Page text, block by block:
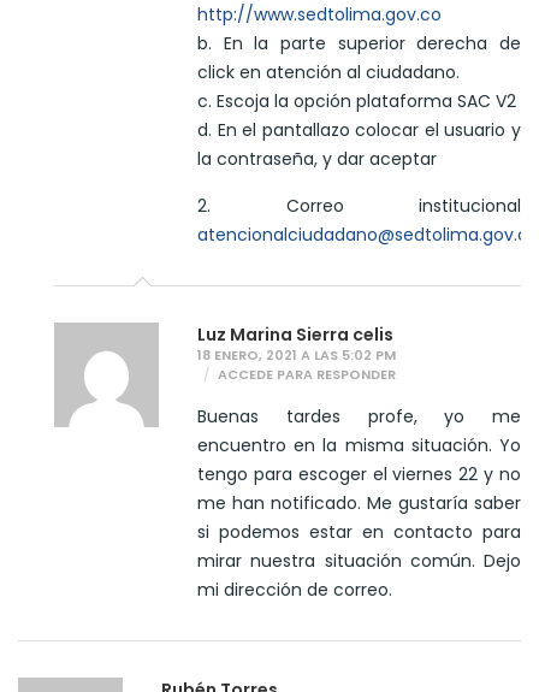
http://www.sedtolima.gov.co
b. En la parte superior derecha de
click en atención al ciudadano.
c. Escoja la opción plataforma SAC V2
d. En el pantallazo colocar el usuario y
la contraseña, y dar aceptar
2. Correo institucional
atencionalciudadano@sedtolima.gov.co
Luz Marina Sierra celis
18 ENERO, 2021 A LAS 5:02 PM
ACCEDE PARA RESPONDER
Buenas tardes profe, yo me
encuentro en la misma situación. Yo
tengo para escoger el viernes 22 y no
me han notificado. Me gustaría saber
si podemos estar en contacto para
mirar nuestra situación común. Dejo
mi dirección de correo.